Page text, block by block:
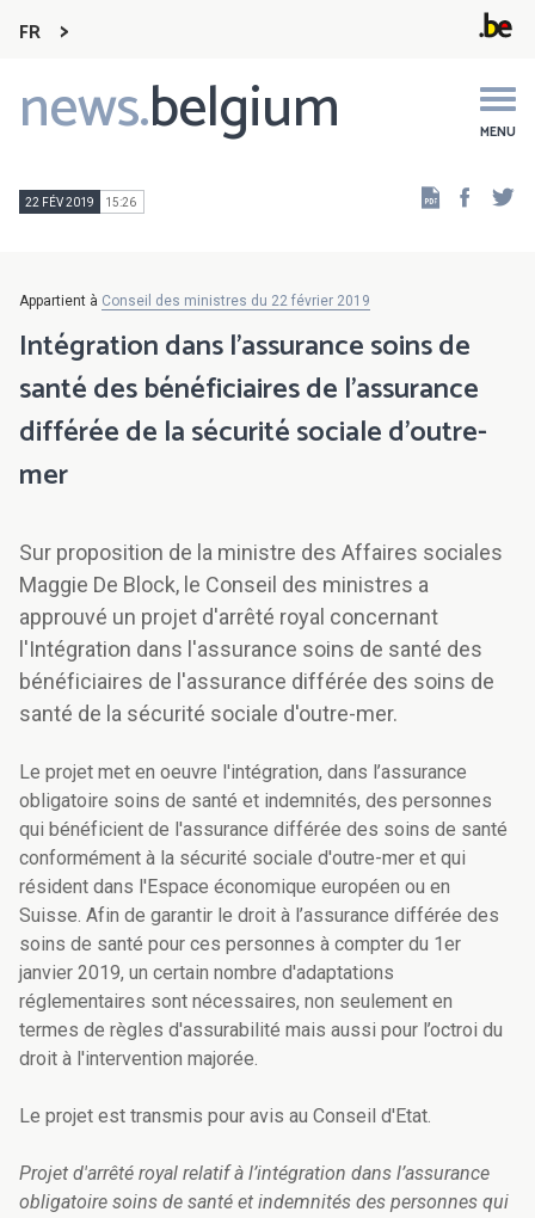
FR
news.belgium MENU
Main
navigation
22 FÉV 2019 15:26
Appartient à Conseil des ministres du 22 février 2019
Intégration dans l'assurance soins de
santé des bénéficiaires de l'assurance
différée de la sécurité sociale d'outre-
mer
Sur proposition de la ministre des Affaires sociales
Maggie De Block, le Conseil des ministres a
approuvé un projet d'arrêté royal concernant
l'Intégration dans l'assurance soins de santé des
bénéficiaires de l'assurance différée des soins de
santé de la sécurité sociale d'outre-mer.
Le projet met en oeuvre l'intégration, dans l’assurance
obligatoire soins de santé et indemnités, des personnes
qui bénéficient de l'assurance différée des soins de santé
conformément à la sécurité sociale d'outre-mer et qui
résident dans l'Espace économique européen ou en
Suisse. Afin de garantir le droit à l’assurance différée des
soins de santé pour ces personnes à compter du 1er
janvier 2019, un certain nombre d'adaptations
réglementaires sont nécessaires, non seulement en
termes de règles d'assurabilité mais aussi pour l’octroi du
droit à l'intervention majorée.
Le projet est transmis pour avis au Conseil d'Etat.
Projet d'arrêté royal relatif à l’intégration dans l’assurance
obligatoire soins de santé et indemnités des personnes qui